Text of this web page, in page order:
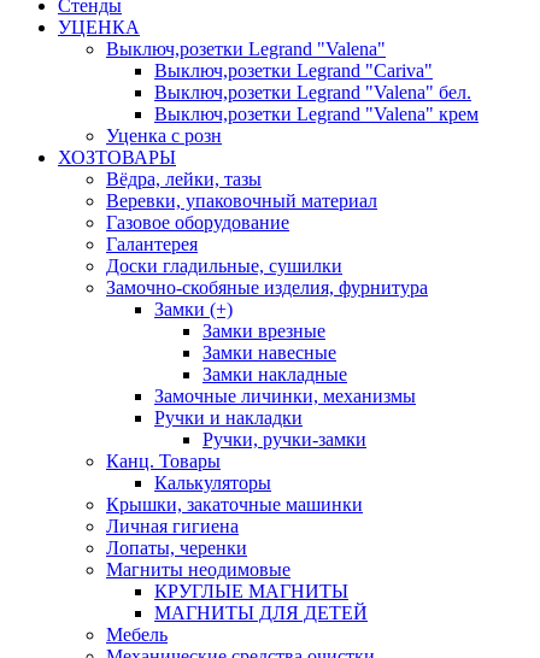
Стенды
УЦЕНКА
Выключ,розетки Legrand "Valena"
Выключ,розетки Legrand "Cariva"
Выключ,розетки Legrand "Valena" бел.
Выключ,розетки Legrand "Valena" крем
Уценка с розн
ХОЗТОВАРЫ
Вёдра, лейки, тазы
Веревки, упаковочный материал
Газовое оборудование
Галантерея
Доски гладильные, сушилки
Замочно-скобяные изделия, фурнитура
Замки (+)
Замки врезные
Замки навесные
Замки накладные
Замочные личинки, механизмы
Ручки и накладки
Ручки, ручки-замки
Канц. Товары
Калькуляторы
Крышки, закаточные машинки
Личная гигиена
Лопаты, черенки
Магниты неодимовые
КРУГЛЫЕ МАГНИТЫ
МАГНИТЫ ДЛЯ ДЕТЕЙ
Мебель